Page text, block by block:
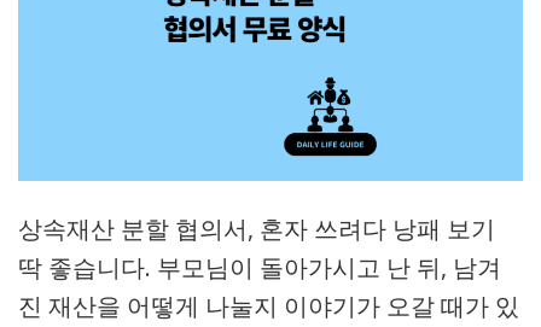
상속재산 분할 협의서, 혼자 쓰려다 낭패 보기
딱 좋습니다. 부모님이 돌아가시고 난 뒤, 남겨
진 재산을 어떻게 나눌지 이야기가 오갈 때가 있